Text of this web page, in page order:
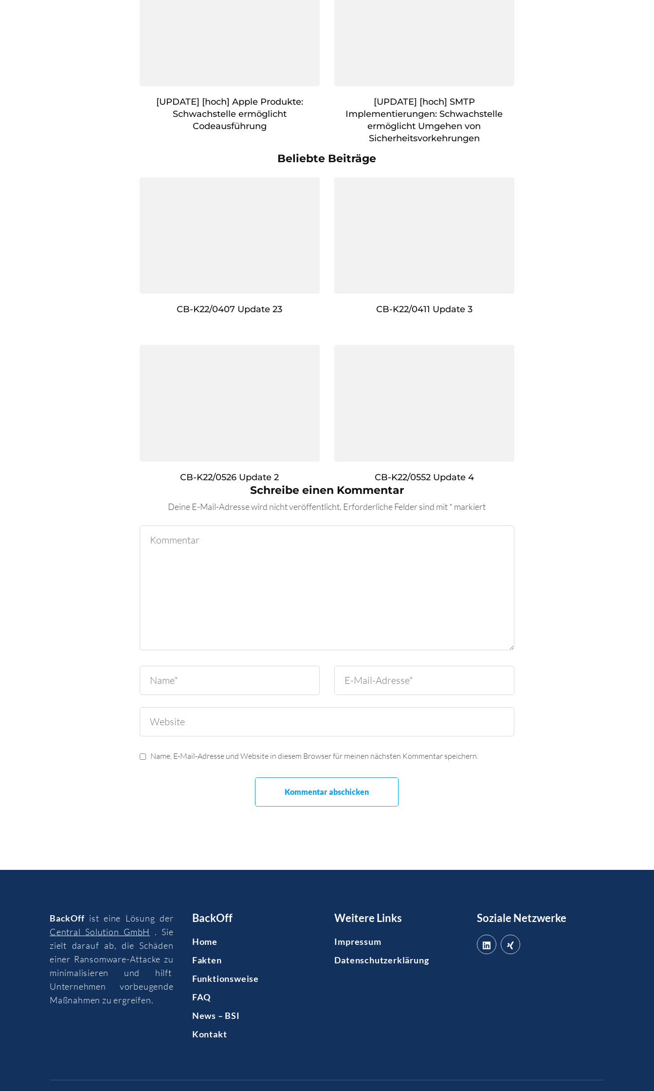
[UPDATE] [hoch] Apple Produkte:
Schwachstelle ermöglicht
Codeausführung
[UPDATE] [hoch] SMTP
Implementierungen: Schwachstelle
ermöglicht Umgehen von
Sicherheitsvorkehrungen
Beliebte Beiträge
CB-K22/0407 Update 23 CB-K22/0411 Update 3
CB-K22/0526 Update 2 CB-K22/0552 Update 4
Schreibe einen Kommentar
Deine E-Mail-Adresse wird nicht veröffentlicht. Erforderliche Felder sind mit* markiert
Name, E-Mail-Adresse und Website in diesem Browser für meinen nächsten Kommentar speichern.
BackOffist eine Lösung der
Central Solution GmbH
. Sie
zielt darauf ab, die Schäden
einer Ransomware-Attacke zu
minimalisieren und hilft
Unternehmen vorbeugende
Maßnahmen zu ergreifen.
BackOff
Home
Fakten
Funktionsweise
FAQ
News – BSI
Kontakt
Weitere Links
Impressum
Datenschutzerklärung
Soziale Netzwerke